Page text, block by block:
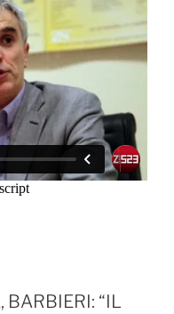
BARBIERI: “IL